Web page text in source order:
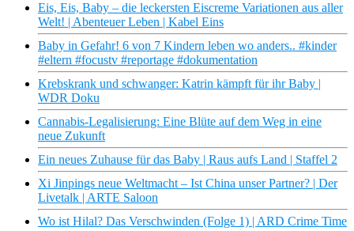
Eis, Eis, Baby – die leckersten Eiscreme Variationen aus aller
Welt! | Abenteuer Leben | Kabel Eins
Baby in Gefahr! 6 von 7 Kindern leben wo anders.. #kinder
#eltern #focustv #reportage #dokumentation
Krebskrank und schwanger: Katrin kämpft für ihr Baby |
WDR Doku
Cannabis-Legalisierung: Eine Blüte auf dem Weg in eine
neue Zukunft
Ein neues Zuhause für das Baby | Raus aufs Land | Staffel 2
Xi Jinpings neue Weltmacht – Ist China unser Partner? | Der
Livetalk | ARTE Saloon
Wo ist Hilal? Das Verschwinden (Folge 1) | ARD Crime Time